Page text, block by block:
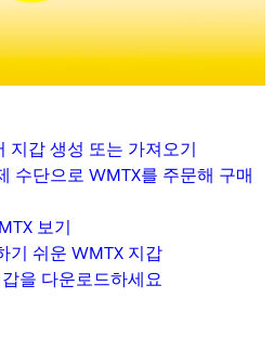
지갑 생성 또는 가져오기
수단으로 WMTX를 주문해 구매
보기
기 쉬운 WMTX 지갑
을 다운로드하세요